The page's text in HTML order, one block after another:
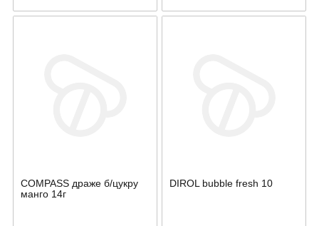
COMPASS драже б/цукру
манго 14г
DIROL bubble fresh 10